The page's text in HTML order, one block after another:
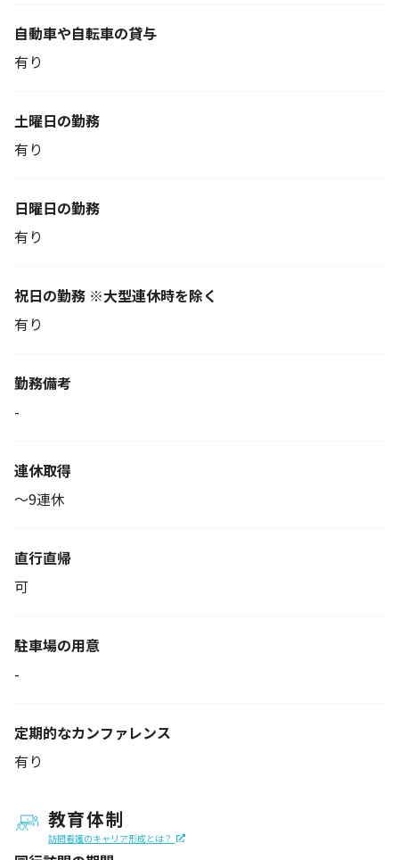
自動車や自転車の貸与
有り
土曜日の勤務
有り
日曜日の勤務
有り
祝日の勤務 ※大型連休時を除く
有り
勤務備考
-
連休取得
～9連休
直行直帰
可
駐車場の用意
-
定期的なカンファレンス
有り
教育体制
訪問看護のキャリア形成とは？